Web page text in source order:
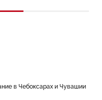
в Чебоксарах и Чувашии